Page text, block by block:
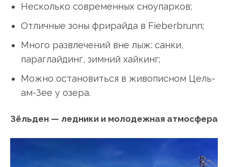
Несколько современных сноупарков;
Отличные зоны фрирайда в Fieberbrunn;
Много развлечений вне лыж: санки,
параглайдинг, зимний хайкинг;
Можно остановиться в живописном Цель-
ам-Зее у озера.
Зёльден — ледники и молодежная атмосфера